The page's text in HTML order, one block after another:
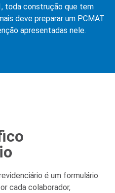
toda construção que tem
deve preparar um PCMAT
apresentadas nele.
é um formulário
cada colaborador,